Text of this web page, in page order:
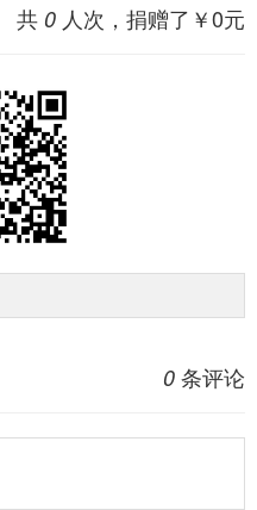
共 0 人次，捐赠了￥0元
0 条评论